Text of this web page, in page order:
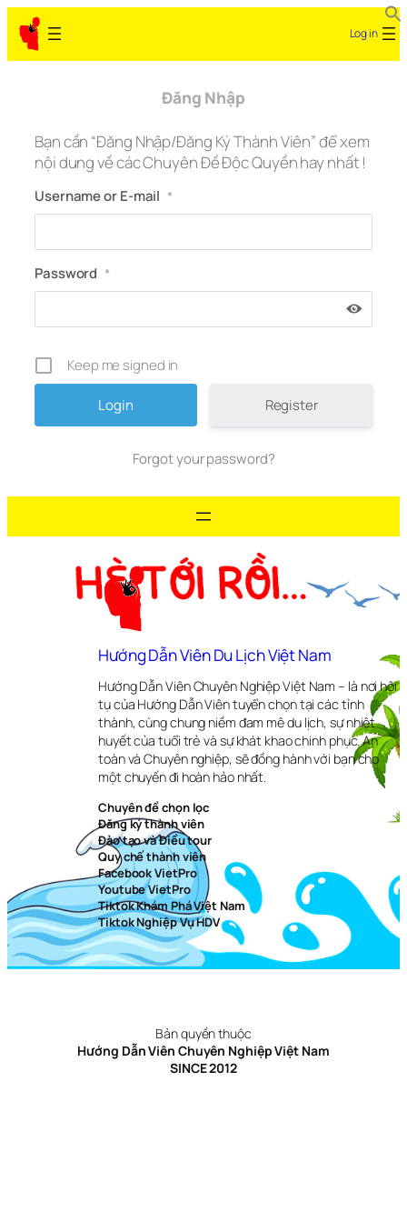
Skip
to
content
Log in
Đăng Nhập
Bạn cần “Đăng Nhập/Đăng Ký Thành Viên” để xem
nội dung về các Chuyên Đề Độc Quyền hay nhất !
Username or E-mail *
Password *
Keep me signed in
Register
Forgot your password?
Hướng Dẫn Viên Du Lịch Việt Nam
Hướng Dẫn Viên Chuyên Nghiệp Việt Nam – là nơi hội
tụ của Hướng Dẫn Viên tuyển chọn tại các tỉnh
thành, cùng chung niềm đam mê du lịch, sự nhiệt
huyết của tuổi trẻ và sự khát khao chinh phục. An
toàn và Chuyên nghiệp, sẽ đồng hành với bạn cho
một chuyến đi hoàn hảo nhất.
Chuyên đề chọn lọc
Đăng ký thành viên
Đào tạo và Điều tour
Quy chế thành viên
Facebook VietPro
Youtube VietPro
Tiktok Khám Phá Việt Nam
Tiktok Nghiệp Vụ HDV
Bản quyền thuộc
Hướng Dẫn Viên Chuyên Nghiệp Việt Nam
SINCE 2012